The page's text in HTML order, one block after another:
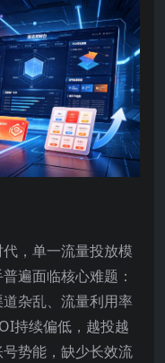
，单一流量投放模
遍面临核心难题：
杂乱、流量利用率
持续偏低，越投越
势能，缺少长效流